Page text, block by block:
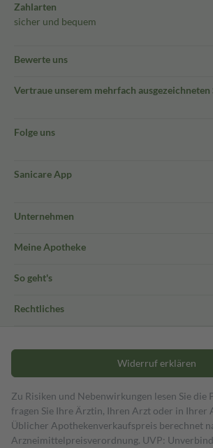
Zahlarten
sicher und bequem
Bewerte uns
Vertraue unserem mehrfach ausgezeichneten
Folge uns
Sanicare App
Unternehmen
Meine Apotheke
So geht's
Rechtliches
Widerruf erklären
Zu Risiken und Nebenwirkungen lesen Sie die
fragen Sie Ihre Ärztin, Ihren Arzt oder in Ihrer
Üblicher Apothekenverkaufspreis berechnet
Arzneimittelpreisverordnung. UVP: